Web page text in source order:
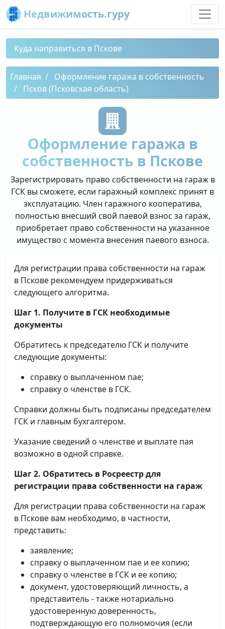
Недвижимость.гуру
Куда направиться в Пскове
Главная
Оформление гаража в собственность
Псков (Псковская область)
Оформление гаража в
собственность в Пскове
Зарегистрировать право собственности на гараж в
ГСК вы сможете, если гаражный комплекс принят в
эксплуатацию. Член гаражного кооператива,
полностью внесший свой паевой взнос за гараж,
приобретает право собственности на указанное
имущество с момента внесения паевого взноса.
Для регистрации права собственности на гараж
в Пскове рекомендуем придерживаться
следующего алгоритма.
Шаг 1. Получите в ГСК необходимые
документы
Обратитесь к председателю ГСК и получите
следующие документы:
справку о выплаченном пае;
справку о членстве в ГСК.
Справки должны быть подписаны председателем
ГСК и главным бухгалтером.
Указание сведений о членстве и выплате пая
возможно в одной справке.
Шаг 2. Обратитесь в Росреестр для
регистрации права собственности на гараж
Для регистрации права собственности на гараж
в Пскове вам необходимо, в частности,
представить:
заявление;
справку о выплаченном пае и ее копию;
справку о членстве в ГСК и ее копию;
документ, удостоверяющий личность, а
представитель - также нотариально
удостоверенную доверенность,
подтверждающую его полномочия (если